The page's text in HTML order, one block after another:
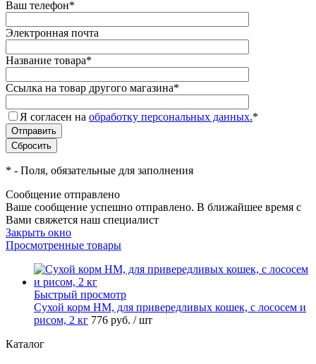
Ваш телефон*
Электронная почта
Название товара*
Ссылка на товар другого магазина*
Я согласен на обработку персональных данных.*
* - Поля, обязательные для заполнения
Сообщение отправлено
Ваше сообщение успешно отправлено. В ближайшее время с
Вами свяжется наш специалист
Закрыть окно
Просмотренные товары
Быстрый просмотр
Сухой корм НМ, для привередливых кошек, с лососем и
рисом, 2 кг 776 руб. / шт
Каталог